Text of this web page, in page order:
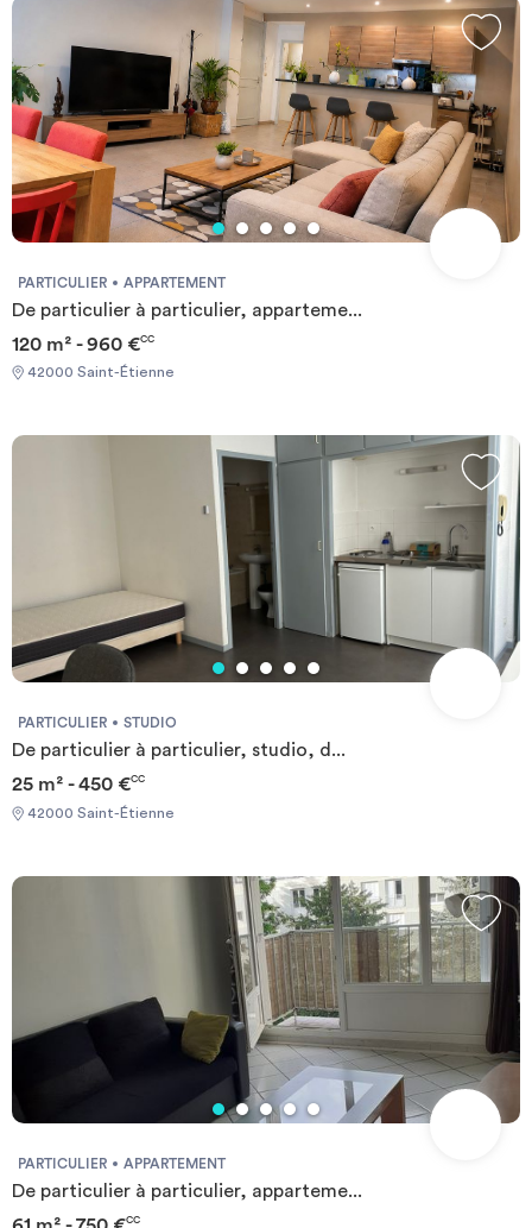
PARTICULIER APPARTEMENT
De particulier à particulier, apparteme...
120 m² - 960 €CC
42000 Saint-Étienne
PARTICULIER STUDIO
De particulier à particulier, studio, d...
25 m² - 450 €CC
42000 Saint-Étienne
PARTICULIER APPARTEMENT
De particulier à particulier, apparteme...
CC